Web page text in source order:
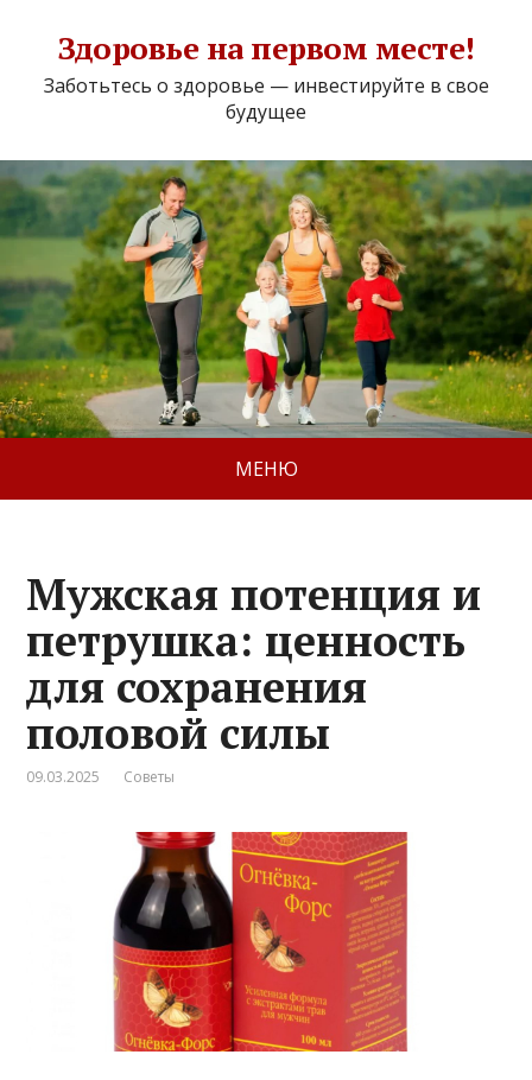
Здоровье на первом месте!
Заботьтесь о здоровье — инвестируйте в свое
будущее
МЕНЮ
Мужская потенция и
петрушка: ценность
для сохранения
половой силы
09.03.2025 Советы